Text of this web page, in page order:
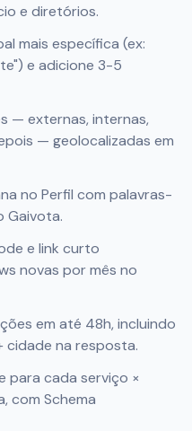
e diretórios.
mais específica (ex:
e adicione 3-5
— externas, internas,
— geolocalizadas em
no Perfil com palavras-
Gaivota.
e link curto
novas por mês no
em até 48h, incluindo
cidade na resposta.
para cada serviço ×
, com Schema